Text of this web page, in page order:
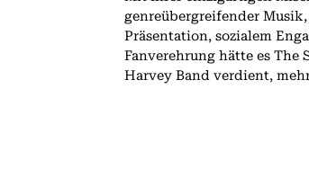
genreübergreifender
Präsentation, sozialem
Fanverehrung hätte es The
Harvey Band verdient,